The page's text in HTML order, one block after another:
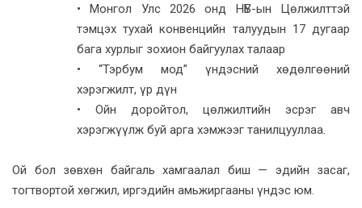
• Монгол Улс 2026 онд НҮБ-ын Цөлжилттэй
тэмцэх тухай конвенцийн талуудын 17 дугаар
бага хурлыг зохион байгуулах талаар
• “Тэрбум мод” үндэсний хөдөлгөөний
хэрэгжилт, үр дүн
• Ойн доройтол, цөлжилтийн эсрэг авч
хэрэгжүүлж буй арга хэмжээг танилцууллаа.
Ой бол зөвхөн байгаль хамгаалал биш — эдийн засаг,
тогтвортой хөгжил, иргэдийн амьжиргааны үндэс юм.